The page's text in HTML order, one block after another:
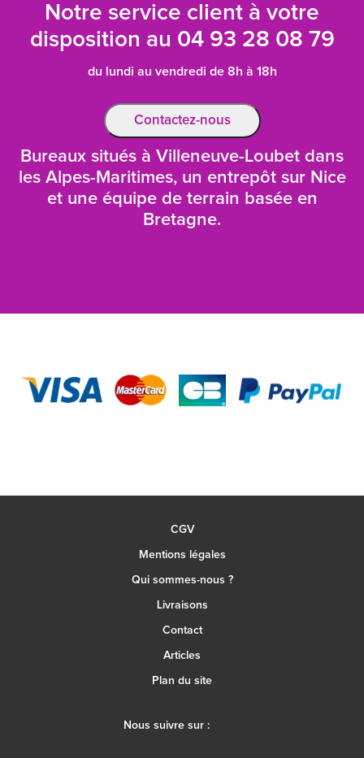
Notre service client à votre
disposition au 04 93 28 08 79
du lundi au vendredi de 8h à 18h
Contactez-nous
Bureaux situés à Villeneuve-Loubet dans
les Alpes-Maritimes, un entrepôt sur Nice
et une équipe de terrain basée en
Bretagne.
CGV
Mentions légales
Qui sommes-nous ?
Livraisons
Contact
Articles
Plan du site
Nous suivre sur :